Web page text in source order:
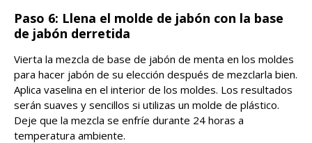
Paso 6: Llena el molde de jabón con la base
de jabón derretida
Vierta la mezcla de base de jabón de menta en los moldes
para hacer jabón de su elección después de mezclarla bien.
Aplica vaselina en el interior de los moldes. Los resultados
serán suaves y sencillos si utilizas un molde de plástico.
Deje que la mezcla se enfríe durante 24 horas a
temperatura ambiente.